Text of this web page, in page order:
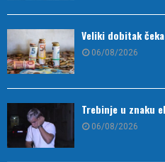
Veliki dobitak
06/08/2026
Trebinje u znaku
06/08/2026